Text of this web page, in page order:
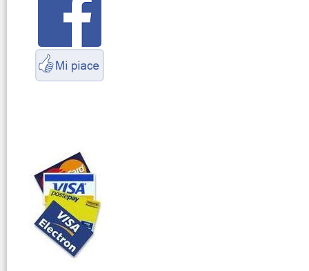
Servizio
Radioelettrico